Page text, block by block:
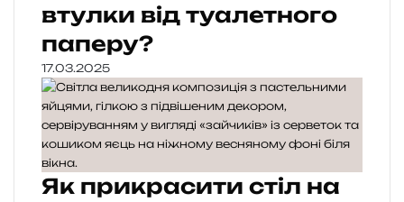
втулки від туалетного
паперу?
17.03.2025
Як прикрасити стіл на